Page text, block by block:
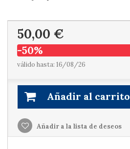
50,00 €
-50%
válido hasta: 16/08/26
Añadir al carrito
Añadir a la lista de deseos